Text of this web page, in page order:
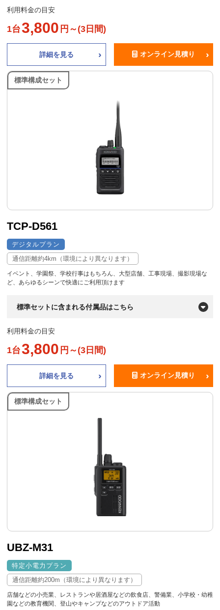
利用料金の目安
1台3,800 円～(3日間)
詳細を見る オンライン見積り
標準構成セット
TCP-D561
デジタルプラン
通信距離約4km（環境により異なります）
イベント、学園祭、学校行事はもちろん、大型店舗、工事現場、撮影現場な
ど、あらゆるシーンで快適にご利用頂けます
標準セットに含まれる付属品はこちら
利用料金の目安
1台3,800 円～(3日間)
詳細を見る オンライン見積り
標準構成セット
UBZ-M31
特定小電力プラン
通信距離約200m（環境により異なります）
店舗などの小売業、レストランや居酒屋などの飲食店、警備業、小学校・幼稚
園などの教育機関、登山やキャンプなどのアウトドア活動